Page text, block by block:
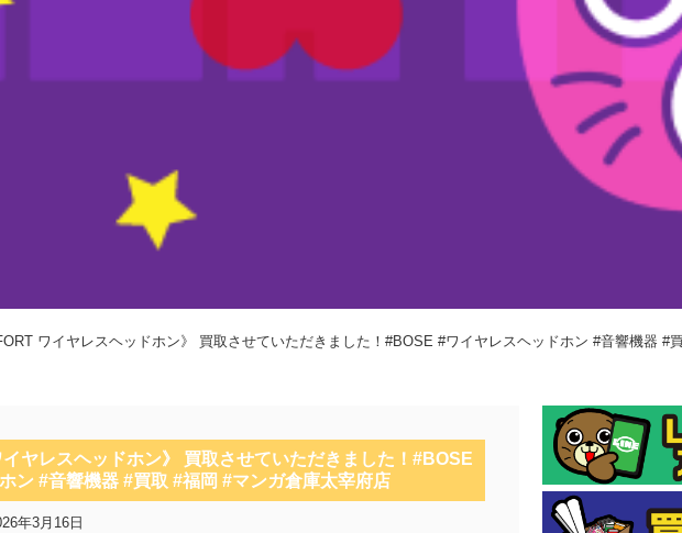
ワイヤレスヘッドホン》 買取させていただきました！#BOSE #ワイヤレスヘッドホン #音響機器 #
イヤレスヘッドホン》 買取させていただきました！#BOSE
ン #音響機器 #買取 #福岡 #マンガ倉庫太宰府店
年3月16日